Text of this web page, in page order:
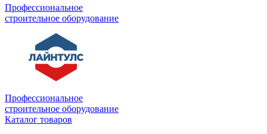
Профессиональное
строительное оборудование
Профессиональное
строительное оборудование
Каталог товаров